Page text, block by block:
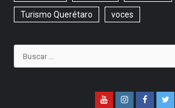
Turismo Querétaro voces